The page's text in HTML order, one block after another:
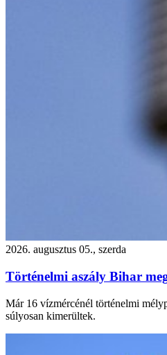
2026. augusztus 05., szerda
Történelmi aszály Bihar
Már 16 vízmércénél történelmi
súlyosan kimerültek.